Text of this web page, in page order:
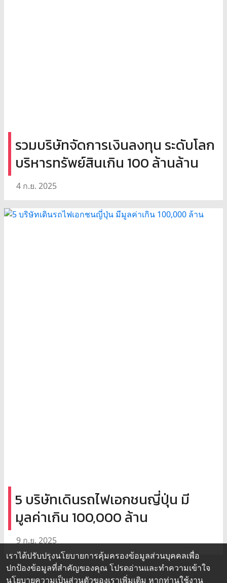
รวมบริษัทจัดการเงินลงทุน ระดับโลก
บริหารทรัพย์สินเกิน 100 ล้านล้าน
4 ก.ย. 2025
5 บริษัทเดินรถไฟเอกชนญี่ปุ่น มี
มูลค่าเกิน 100,000 ล้าน
9 ก.ย. 2025
เราได้ปรับปรุงนโยบายการคุ้มครองข้อมูลส่วนบุคคลเพื่อ
ปกป้องข้อมูลที่สำคัญของคุณ โปรดอ่านและทำความเข้าใจ
นโยบายความเป็นส่วนตัวของเราเพิ่มเติม หากท่านใช้งาน